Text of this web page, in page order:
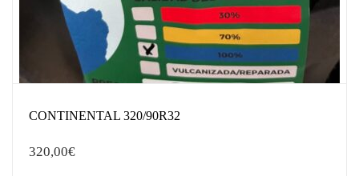
CONTINENTAL 320/90R32
320,00€